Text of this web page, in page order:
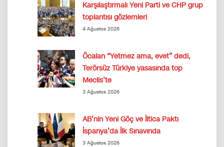
Karşılaştırmalı Yeni Parti ve CHP grup
toplantısı gözlemleri
4 Ağustos 2026
Öcalan “Yetmez ama, evet” dedi,
Terörsüz Türkiye yasasında top
Meclis’te
3 Ağustos 2026
AB’nin Yeni Göç ve İltica Paktı
İspanya’da İlk Sınavında
3 Ağustos 2026